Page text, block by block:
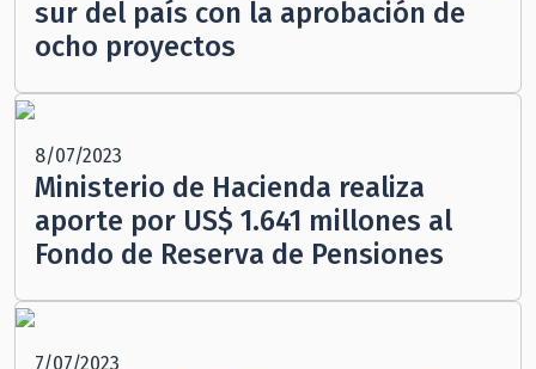
sur del país con la aprobación de
ocho proyectos
8/07/2023
Ministerio de Hacienda realiza
aporte por US$ 1.641 millones al
Fondo de Reserva de Pensiones
7/07/2023